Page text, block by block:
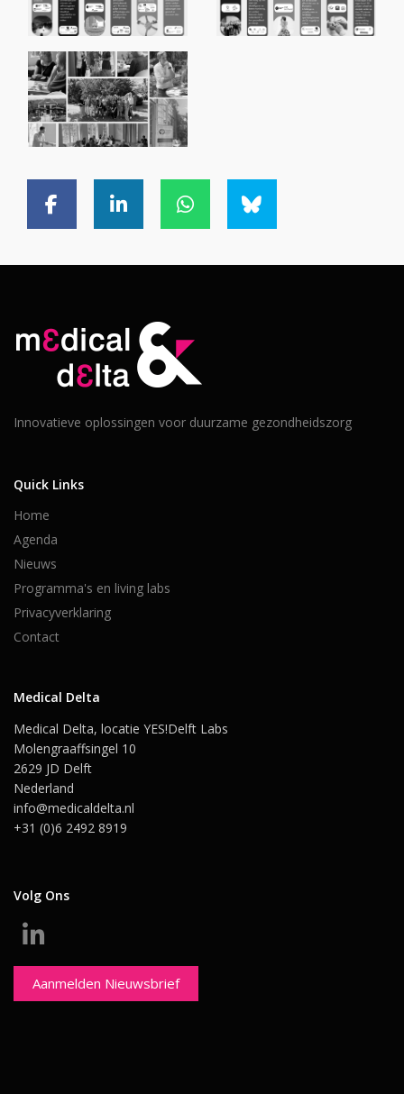
Innovatieve oplossingen voor duurzame gezondheidszorg
Quick Links
Home
Agenda
Nieuws
Programma's en living labs
Privacyverklaring
Contact
Medical Delta
Medical Delta, locatie YES!Delft Labs
Molengraaffsingel 10
2629 JD Delft
Nederland
info@medicaldelta.nl
+31 (0)6 2492 8919
Volg Ons
Aanmelden Nieuwsbrief